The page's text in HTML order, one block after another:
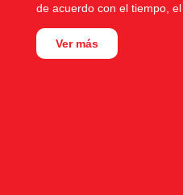
de acuerdo con el tiempo, el
Ver más